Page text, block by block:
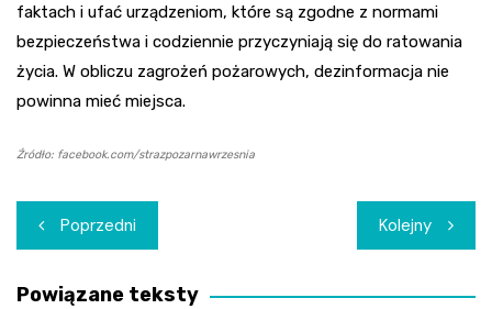
faktach i ufać urządzeniom, które są zgodne z normami
bezpieczeństwa i codziennie przyczyniają się do ratowania
życia. W obliczu zagrożeń pożarowych, dezinformacja nie
powinna mieć miejsca.
Źródło: facebook.com/strazpozarnawrzesnia
Nawigacja
wpisu
Poprzedni Kolejny
Powiązane teksty